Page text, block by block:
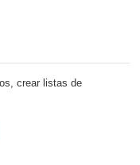
crear listas de